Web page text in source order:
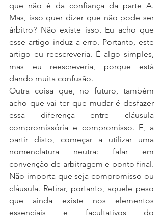
que não é da confiança da parte A.
Mas, isso quer dizer que não pode ser
árbitro? Não existe isso. Eu acho que
esse artigo induz a erro. Portanto, este
artigo eu reescreveria. É algo simples,
mas eu reescreveria, porque está
dando muita confusão.
Outra coisa que, no futuro, também
acho que vai ter que mudar é desfazer
essa diferença entre cláusula
compromissória e compromisso. E, a
partir disto, começar a utilizar uma
nomenclatura neutra: falar em
convenção de arbitragem e ponto final.
Não importa que seja compromisso ou
cláusula. Retirar, portanto, aquele peso
que ainda existe nos elementos
essenciais e facultativos do